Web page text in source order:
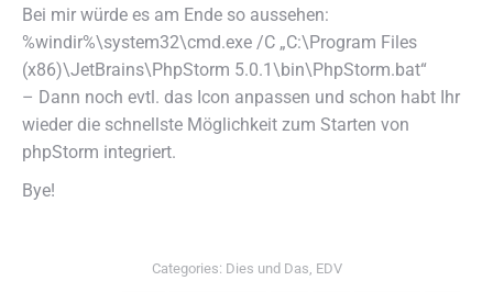
Bei mir würde es am Ende so aussehen:
%windir%\system32\cmd.exe /C „C:\Program Files
(x86)\JetBrains\PhpStorm 5.0.1\bin\PhpStorm.bat“
– Dann noch evtl. das Icon anpassen und schon habt Ihr
wieder die schnellste Möglichkeit zum Starten von
phpStorm integriert.
Bye!
Categories: Dies und Das, EDV